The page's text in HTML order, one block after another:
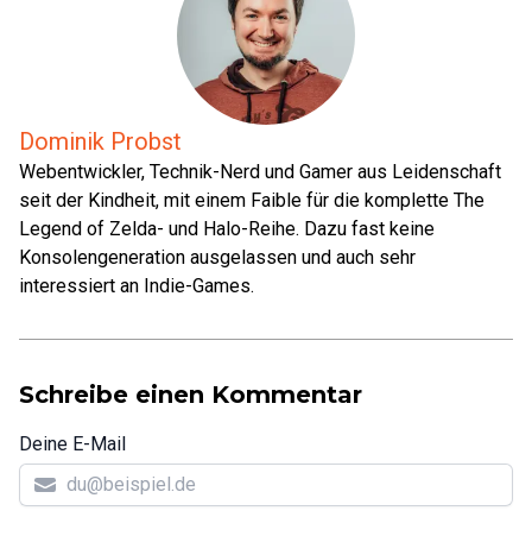
Dominik Probst
Webentwickler, Technik-Nerd und Gamer aus Leidenschaft
seit der Kindheit, mit einem Faible für die komplette The
Legend of Zelda- und Halo-Reihe. Dazu fast keine
Konsolengeneration ausgelassen und auch sehr
interessiert an Indie-Games.
Schreibe einen Kommentar
Deine E-Mail